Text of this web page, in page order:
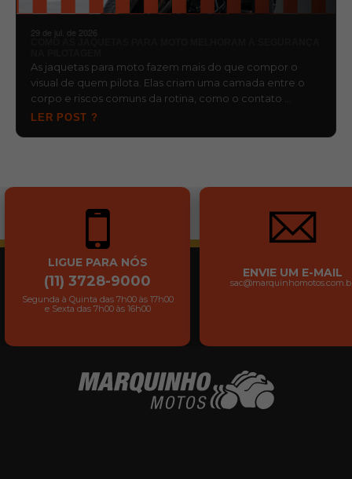
29 de jul. de 2026
As jaquetas para moto fazem mais do que compor o
visual de quem pilota. Elas criam uma camada entre o
corpo e riscos comuns da rotina, como o contato …
LER POST ?
LIGUE PARA NÓS
(11) 3728-9000
Segunda à Quinta das 7h00 às 17h00
e Sexta das 7h00 às 16h00
ENVIE UM E-MAIL